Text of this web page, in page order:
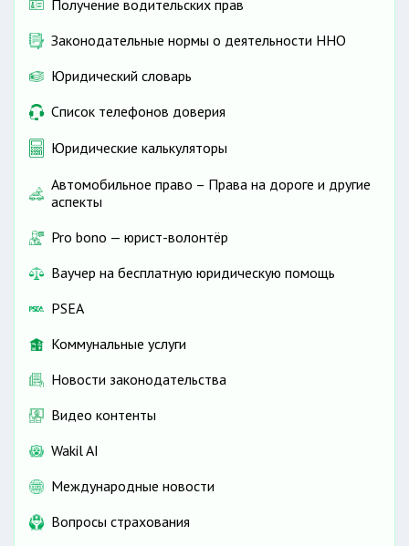
Получение водительских прав
Законодательные нормы о деятельности ННО
Юридический словарь
Список телефонов доверия
Юридические калькуляторы
Автомобильное право – Права на дороге и другие
аспекты
Pro bono — юрист-волонтёр
Ваучер на бесплатную юридическую помощь
PSEA
Коммунальные услуги
Новости законодательства
Видео контенты
Wakil AI
Международные новости
Вопросы страхования